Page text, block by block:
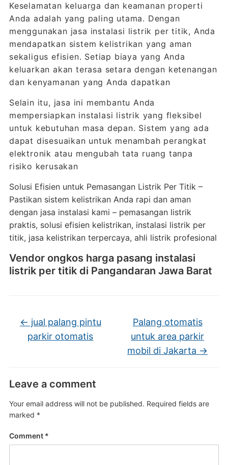
Keselamatan keluarga dan keamanan properti
Anda adalah yang paling utama. Dengan
menggunakan jasa instalasi listrik per titik, Anda
mendapatkan sistem kelistrikan yang aman
sekaligus efisien. Setiap biaya yang Anda
keluarkan akan terasa setara dengan ketenangan
dan kenyamanan yang Anda dapatkan
Selain itu, jasa ini membantu Anda
mempersiapkan instalasi listrik yang fleksibel
untuk kebutuhan masa depan. Sistem yang ada
dapat disesuaikan untuk menambah perangkat
elektronik atau mengubah tata ruang tanpa
risiko kerusakan
Solusi Efisien untuk Pemasangan Listrik Per Titik –
Pastikan sistem kelistrikan Anda rapi dan aman
dengan jasa instalasi kami – pemasangan listrik
praktis, solusi efisien kelistrikan, instalasi listrik per
titik, jasa kelistrikan terpercaya, ahli listrik profesional
Vendor ongkos harga pasang instalasi
listrik per titik di Pangandaran Jawa Barat
← jual palang pintu
parkir otomatis
Palang otomatis
untuk area parkir
mobil di Jakarta →
Leave a comment
Your email address will not be published. Required fields are
marked *
Comment *